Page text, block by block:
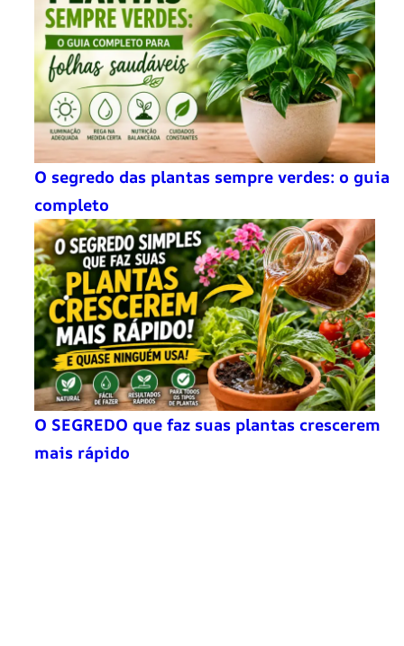
O segredo das plantas sempre verdes: o guia
completo
O SEGREDO que faz suas plantas crescerem
mais rápido